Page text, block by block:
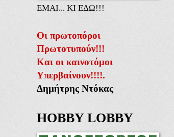
ΕΜΑΙ... ΚΙ ΕΔΩ!!!
Οι πρωτοπόροι
Πρωτοτυπούν!!!
Και οι καινοτόμοι
Υπερβαίνουν!!!!.
Δημήτρης Ντόκας
HOBBY LOBBY